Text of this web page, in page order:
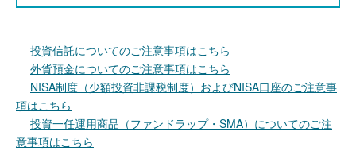
投資信託についてのご注意事項はこちら
外貨預金についてのご注意事項はこちら
NISA制度（少額投資非課税制度）およびNISA口座のご注意事
項はこちら
投資一任運用商品（ファンドラップ・SMA）についてのご注
意事項はこちら